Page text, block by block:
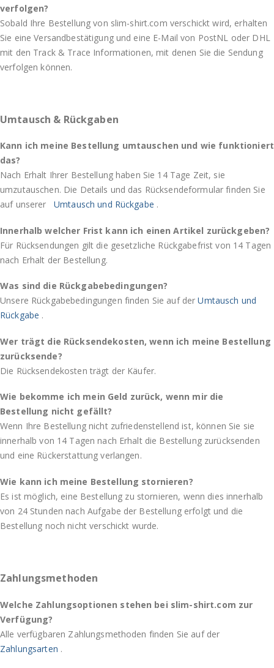
verfolgen?
Sobald Ihre Bestellung von slim-shirt.com verschickt wird, erhalten
Sie eine Versandbestätigung und eine E-Mail von PostNL oder DHL
mit den Track & Trace Informationen, mit denen Sie die Sendung
verfolgen können.
Umtausch & Rückgaben
Kann ich meine Bestellung umtauschen und wie funktioniert
das?
Nach Erhalt Ihrer Bestellung haben Sie 14 Tage Zeit, sie
umzutauschen. Die Details und das Rücksendeformular finden Sie
auf unserer
Umtausch und Rückgabe .
Innerhalb welcher Frist kann ich einen Artikel zurückgeben?
Für Rücksendungen gilt die gesetzliche Rückgabefrist von 14 Tagen
nach Erhalt der Bestellung.
Was sind die Rückgabebedingungen?
Unsere Rückgabebedingungen finden Sie auf derUmtausch und
Rückgabe .
Wer trägt die Rücksendekosten, wenn ich meine Bestellung
zurücksende?
Die Rücksendekosten trägt der Käufer.
Wie bekomme ich mein Geld zurück, wenn mir die
Bestellung nicht gefällt?
Wenn Ihre Bestellung nicht zufriedenstellend ist, können Sie sie
innerhalb von 14 Tagen nach Erhalt die Bestellung zurücksenden
und eine Rückerstattung verlangen.
Wie kann ich meine Bestellung stornieren?
Es ist möglich, eine Bestellung zu stornieren, wenn dies innerhalb
von 24 Stunden nach Aufgabe der Bestellung erfolgt und die
Bestellung noch nicht verschickt wurde.
Zahlungsmethoden
Welche Zahlungsoptionen stehen bei slim-shirt.com zur
Verfügung?
Alle verfügbaren Zahlungsmethoden finden Sie auf der
Zahlungsarten .